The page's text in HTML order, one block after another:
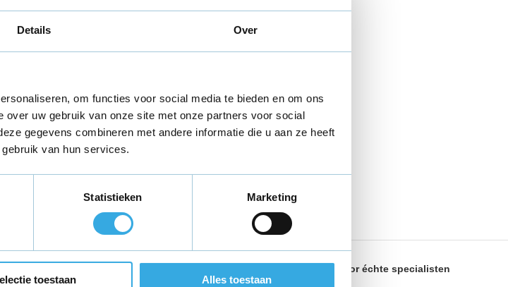
Details Over
om functies voor social media te bieden en om ons
uw gebruik van onze site met onze partners voor social
gegevens combineren met andere informatie die u aan ze heeft
van hun services.
Statistieken Marketing
toestaan Alles toestaan
Geselecteerd dooréchte specialisten